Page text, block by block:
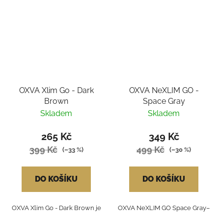
OXVA Xlim Go - Dark
Brown
Skladem
265 Kč
399 Kč (–33 %)
DO KOŠÍKU
OXVA Xlim Go - Dark Brown je
OXVA NeXLIM GO -
Space Gray
Skladem
349 Kč
499 Kč (–30 %)
DO KOŠÍKU
OXVA NeXLIM GO Space Gray–